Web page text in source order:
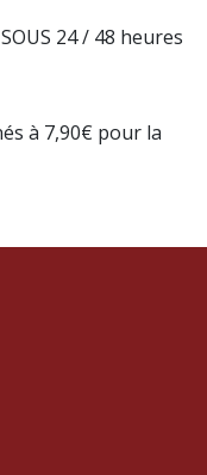
24 / 48 heures
à 7,90€ pour la